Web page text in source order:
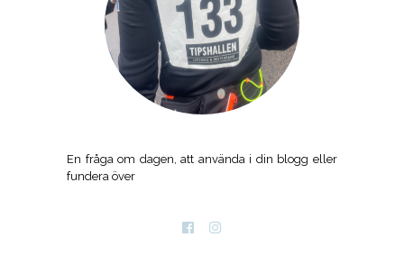
En fråga om dagen, att använda i din blogg eller
fundera över